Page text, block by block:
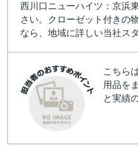
西川口ニューハイツ：京浜
さい。クローゼット付きの
なら、地域に詳しい当社ス
こちら
用品を
と実績